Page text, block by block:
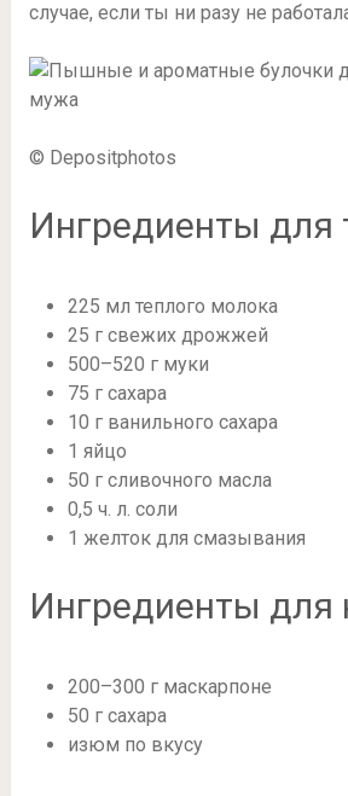
случае, если ты ни разу не
© Depositphotos
Ингредиенты для
225 мл теплого молока
25 г свежих дрожжей
500–520 г муки
75 г сахара
10 г ванильного сахара
1 яйцо
50 г сливочного масла
0,5 ч. л. соли
1 желток для смазывания
Ингредиенты для
200–300 г маскарпоне
50 г сахара
изюм по вкусу